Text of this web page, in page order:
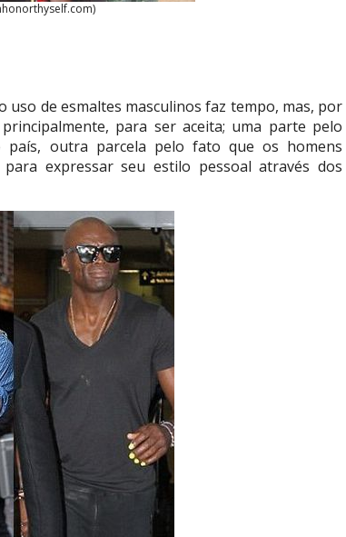
uso de esmaltes masculinos faz tempo, mas, por
para ser aceita; uma parte pelo
país, outra parcela pelo fato que os homens
expressar seu estilo pessoal através dos